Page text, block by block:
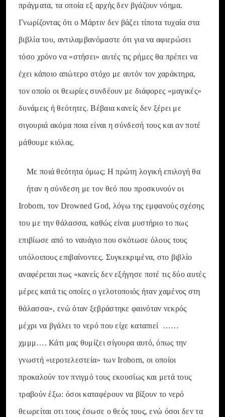
πράγματα, τα οποία εξ αρχής δεν βγάζουν νόημα.
Γνωρίζοντας ότι ο Μάρτιν δεν βάζει τίποτα τυχαία στα
βιβλία του, αντιλαμβανόμαστε ότι για να αφιερώσει
τόσο χρόνο να «στήσει» αυτές τις ρήμες θα πρέπει να
έχει κάποιο απώτερο στόχο με αυτόν τον χαράκτηρα,
τον οποίο οι θεωρίες συνδέουν με διάφορες «μαγικές»
δυνάμεις ή θεότητες. Βέβαια κανείς δεν ξέρει με
σιγουριά ακόμα ποια είναι η σύνδεσή τους και αν ποτέ
μάθουμε κιόλας.
Με ποιά θεότητα όμως; Η πρώτη λογική επιλογή θα
ήταν η σύνδεση με τον θεό που προσκυνούν οι
Iroborn, τον Drowned God, λόγω της εμφανούς σχέσης
του με την θάλασσα, καθώς είναι μυστήριο το πως
επιβίωσε από το ναυάγιο που σκότωσε όλους τους
υπόλοιπους επιβαίνοντες. Συγκεκριμένα, στο βιβλίο
αναφέρεται πως «κανείς δεν εξήγησε ποτέ τις δύο αυτές
μέρες κατά τις οποίες ο γελοτοποιός ήταν χαμένος στη
θάλασσα», ενώ όταν ξεβράστηκε φαινόταν νεκρός
μέχρι να βγάλει το νερό που είχε καταπιεί ……
χμμμ…. Κάτι μας θυμίζει σίγουρα αυτό, όπως την
γνωστή «ιεροτελεστεία» των Iroborn, οι οποίοι
προκαλούν τον πνιγμό τους εκουσίως και μετά τους
τραβούν έξω: όσοι καταφέρουν να βίξουν το νερό
θεωρείται οτι τους έσωσε ο θεός τους, ενώ όσοι δεν τα